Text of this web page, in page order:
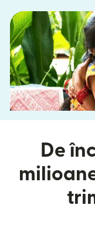
De